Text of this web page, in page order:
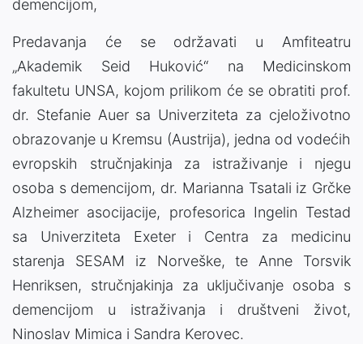
demencijom,
Predavanja će se održavati u Amfiteatru
„Akademik Seid Huković“ na Medicinskom
fakultetu UNSA, kojom prilikom će se obratiti prof.
dr. Stefanie Auer sa Univerziteta za cjeloživotno
obrazovanje u Kremsu (Austrija), jedna od vodećih
evropskih stručnjakinja za istraživanje i njegu
osoba s demencijom, dr. Marianna Tsatali iz Grčke
Alzheimer asocijacije, profesorica Ingelin Testad
sa Univerziteta Exeter i Centra za medicinu
starenja SESAM iz Norveške, te Anne Torsvik
Henriksen, stručnjakinja za uključivanje osoba s
demencijom u istraživanja i društveni život,
Ninoslav Mimica i Sandra Kerovec.